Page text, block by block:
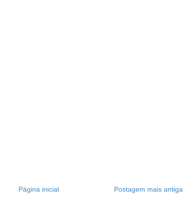
Postagem mais antiga
Página inicial